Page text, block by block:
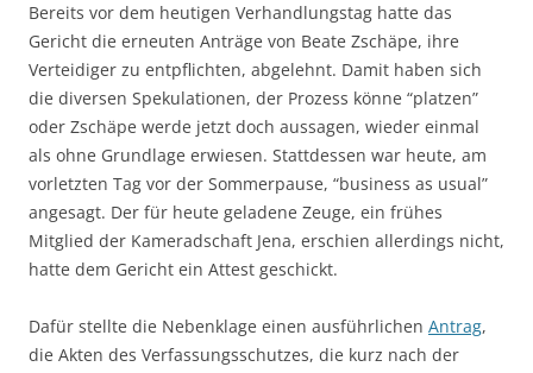
Bereits vor dem heutigen Verhandlungstag hatte das
Gericht die erneuten Anträge von Beate Zschäpe, ihre
Verteidiger zu entpflichten, abgelehnt. Damit haben sich
die diversen Spekulationen, der Prozess könne “platzen”
oder Zschäpe werde jetzt doch aussagen, wieder einmal
als ohne Grundlage erwiesen. Stattdessen war heute, am
vorletzten Tag vor der Sommerpause, “business as usual”
angesagt. Der für heute geladene Zeuge, ein frühes
Mitglied der Kameradschaft Jena, erschien allerdings nicht,
hatte dem Gericht ein Attest geschickt.
Dafür stellte die Nebenklage einen ausführlichen Antrag,
die Akten des Verfassungsschutzes, die kurz nach der